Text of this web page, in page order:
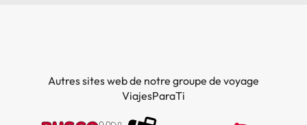
Autres sites web de notre groupe de voyage
ViajesParaTi